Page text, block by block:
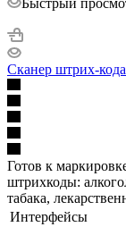
Сканер штрих-
Готов к
штрихкоды:
табака,
Интерфейсы